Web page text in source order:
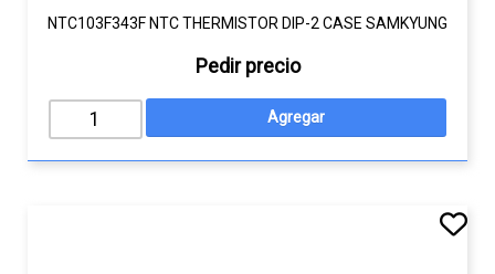
NTC103F343F NTC THERMISTOR DIP-2 CASE SAMKYUNG
Pedir precio